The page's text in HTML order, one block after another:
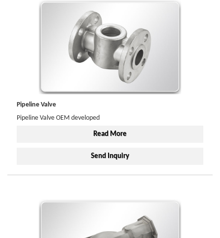
Pipeline Valve
Pipeline Valve OEM developed
Read More
Send Inquiry